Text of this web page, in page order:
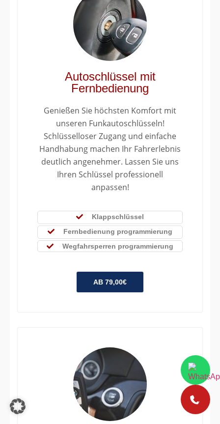
Autoschlüssel mit
Fernbedienung
Genießen Sie höchsten Komfort mit
unseren Funkautoschlüsseln!
Schlüsselloser Zugang und einfache
Handhabung machen Ihr Fahrerlebnis
deutlich angenehmer. Lassen Sie uns
Ihren Schlüssel professionell
anpassen!
Klappschlüssel
Fernbedienung programmierung
Wegfahrsperren programmierung
AB 79,00€